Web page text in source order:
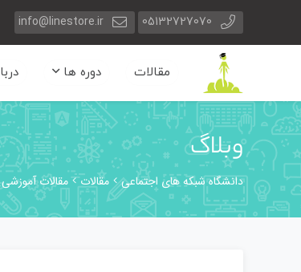
05132727070
info@linestore.ir
مقالات دوره ها
وبلاگ
دانشگاه شبکه های اجتماعی مقالات مقالات آموزشی